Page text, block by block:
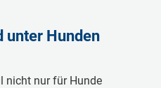
unter Hunden
nicht nur für Hunde